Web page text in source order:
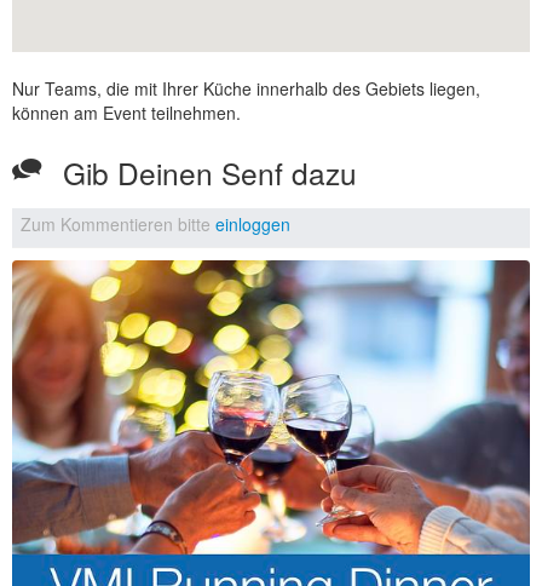
Nur Teams, die mit Ihrer Küche innerhalb des Gebiets liegen,
können am Event teilnehmen.
Gib Deinen Senf dazu
Zum Kommentieren bitte einloggen